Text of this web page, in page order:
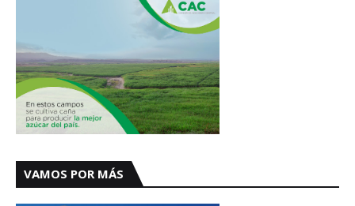
VAMOS POR MÁS